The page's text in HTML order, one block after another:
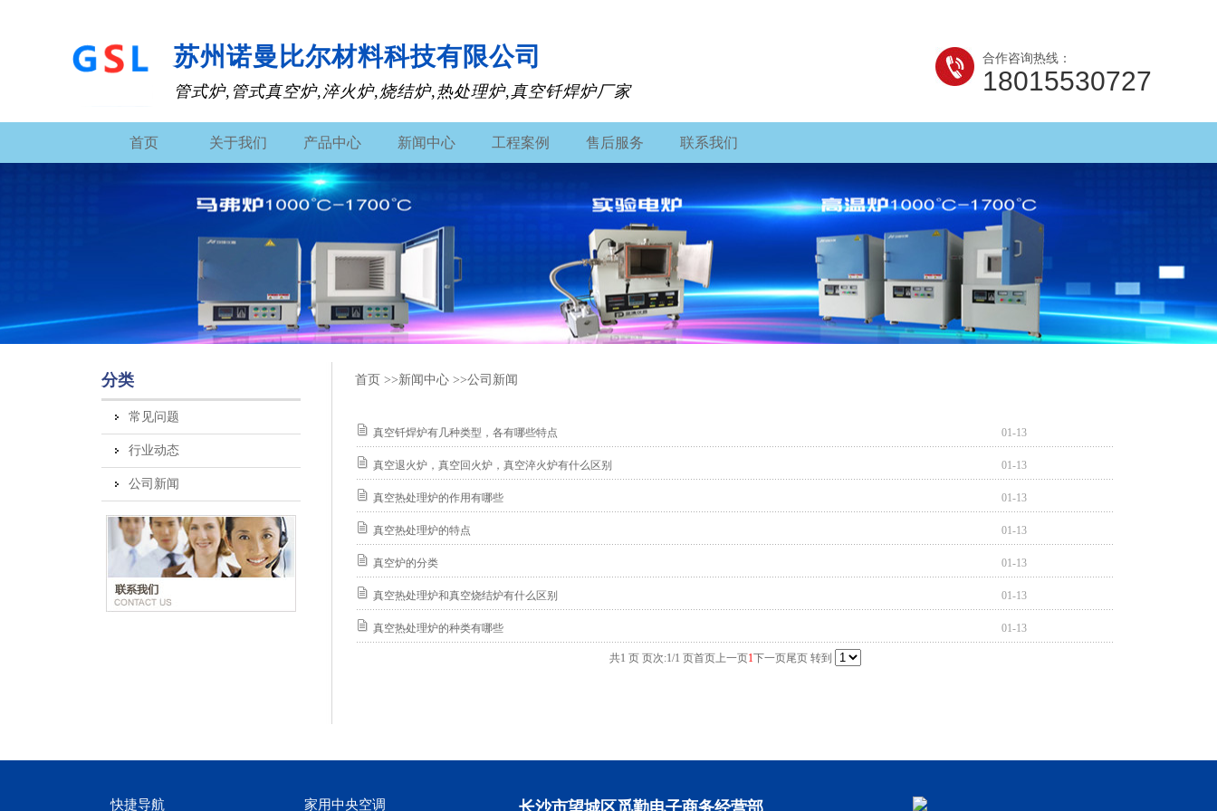
苏州诺曼比尔材料科技有限公司
管式炉,管式真空炉,淬火炉,烧结炉,热处理炉,真空钎焊炉厂家
合作咨询热线：
18015530727
首页 关于我们 产品中心 新闻中心 工程案例 售后服务 联系我们
分类
常见问题
行业动态
公司新闻
首页 >>新闻中心 >>公司新闻
真空钎焊炉有几种类型，各有哪些特点 01-13
真空退火炉，真空回火炉，真空淬火炉有什么区别 01-13
真空热处理炉的作用有哪些 01-13
真空热处理炉的特点 01-13
真空炉的分类 01-13
真空热处理炉和真空烧结炉有什么区别 01-13
真空热处理炉的种类有哪些 01-13
共1 页 页次:1/1 页首页上一页1下一页尾页 转到
快捷导航 家用中央空调 长沙市望城区觅勤电子商务经营部